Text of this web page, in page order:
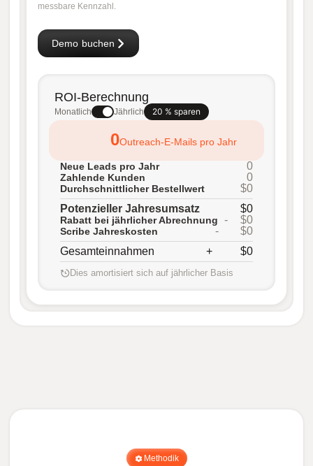
messbare Kennzahl.
ROI-Berechnung
Monatlich Jährlich 20 % sparen
0Outreach-E-Mails pro Jahr
Neue Leads pro Jahr 0
Zahlende Kunden 0
Durchschnittlicher Bestellwert
$0
Potenzieller Jahresumsatz
$0
Rabatt bei jährlicher Abrechnung - $0
Scribe Jahreskosten -
$0
Gesamteinnahmen
+ $0
Dies amortisiert sich auf jährlicher Basis
Demo buchen
Methodik